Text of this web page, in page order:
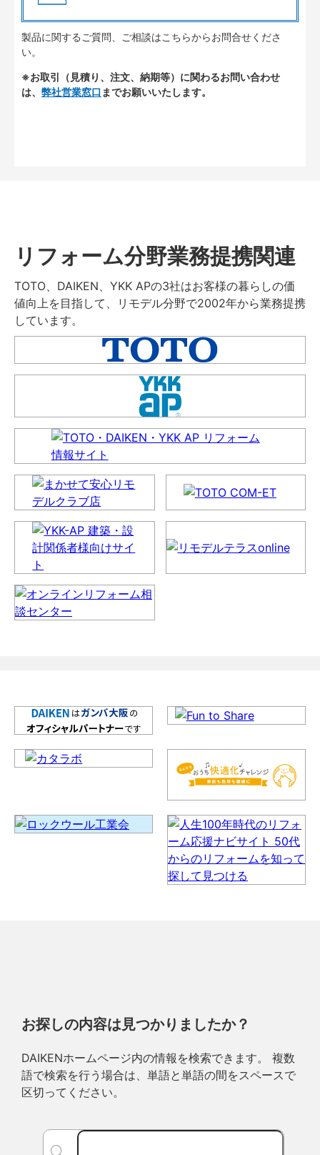
製品に関するご質問、ご相談はこちらからお問合せくださ
い。
※お取引（見積り、注文、納期等）に関わるお問い合わせ
は、 弊社営業窓口 までお願いいたします。
リフォーム分野業務提携関連
TOTO、DAIKEN、YKK APの3社はお客様の暮らしの価
値向上を目指して、リモデル分野で2002年から業務提携
しています。
お探しの内容は見つかりましたか？
DAIKENホームページ内の情報を検索できます。 複数
語で検索を行う場合は、単語と単語の間をスペースで
区切ってください。